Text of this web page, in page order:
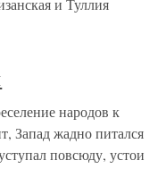
и Туллия
народов к
Запад жадно питался
повсюду, устои